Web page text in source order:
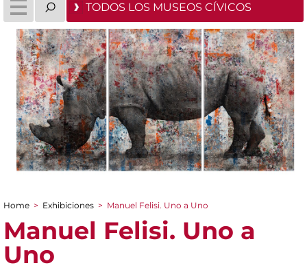
TODOS LOS MUSEOS CÍVICOS
You are here
Home > Exhibiciones > Manuel Felisi. Uno a Uno
Manuel Felisi. Uno a
Uno